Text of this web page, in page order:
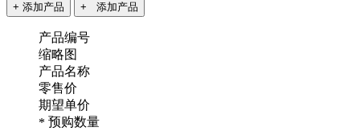
+ 添加产品 + 添加产品
产品编号
缩略图
产品名称
零售价
期望单价
* 预购数量